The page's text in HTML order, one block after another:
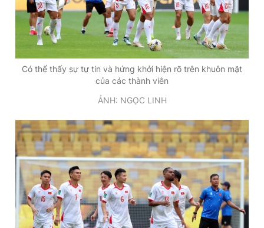
Có thể thấy sự tự tin và hứng khởi hiện rõ trên khuôn mặt
của các thành viên
ẢNH: NGỌC LINH